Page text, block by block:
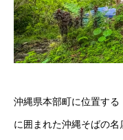
沖縄県本部町に位置す
に囲まれた沖縄そばの